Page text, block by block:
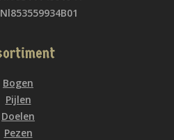
Bogen
Pijlen
Doelen
Pezen